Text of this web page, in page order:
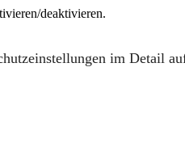
deaktivieren.
im Detail